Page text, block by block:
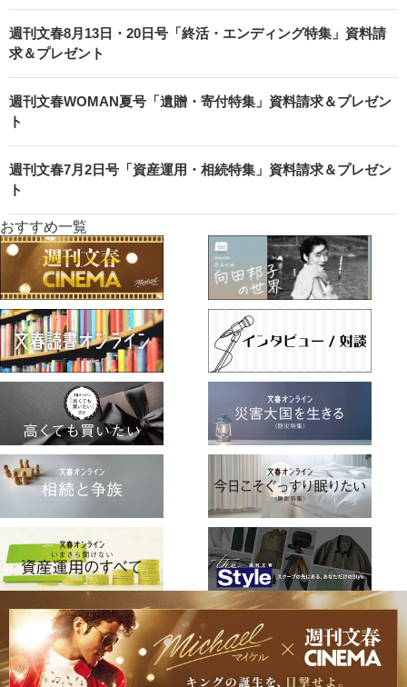
週刊文春8月13日・20日号「終活・エンディング特集」資料請
求＆プレゼント
週刊文春WOMAN夏号「遺贈・寄付特集」資料請求＆プレゼン
ト
週刊文春7月2日号「資産運用・相続特集」資料請求＆プレゼン
ト
おすすめ一覧